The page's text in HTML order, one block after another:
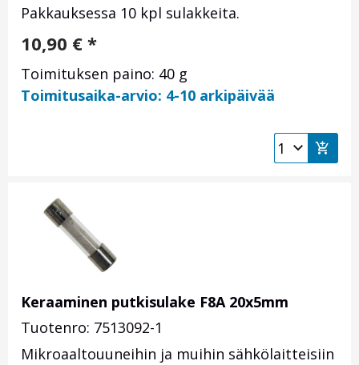
Pakkauksessa 10 kpl sulakkeita.
10,90 € *
Toimituksen paino: 40 g
Toimitusaika-arvio: 4-10 arkipäivää
Keraaminen putkisulake F8A 20x5mm
Tuotenro: 7513092-1
Mikroaaltouuneihin ja muihin sähkölaitteisiin